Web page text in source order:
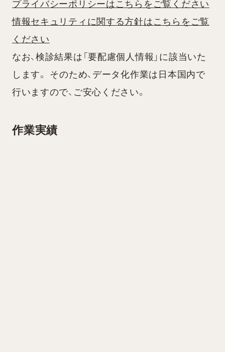
プライバシーポリシーはこちらをご覧ください
情報セキュリティに関する方針はこちらをご覧
ください
なお、検診結果は「要配慮個人情報」に該当いた
します。 そのため、データ化作業は日本国内で
行いますので、ご安心ください。
作業実績